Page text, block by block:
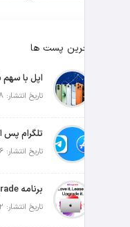
آخرین پست ها
تاریخ انتشار: 8 آگوست 2026
تاریخ انتشار: 6 آگوست 2026
تاریخ انتشار: 2 آگوست 2026